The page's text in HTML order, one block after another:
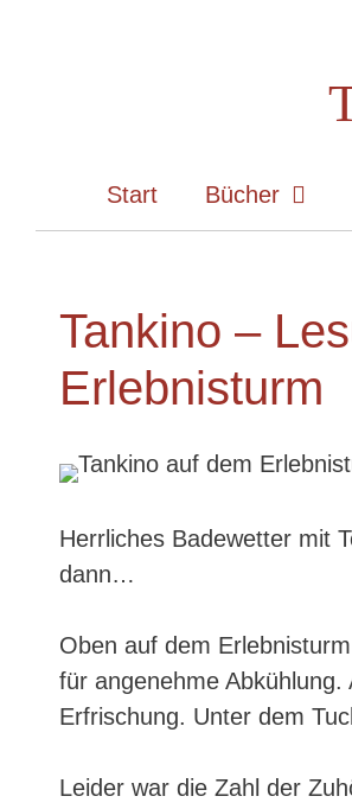
Start Bücher
Tankino –
Erlebnisturm
Herrliches Badewetter mit
dann…
Oben auf dem
für angenehme
Erfrischung. Unter dem
Leider war die Zahl der